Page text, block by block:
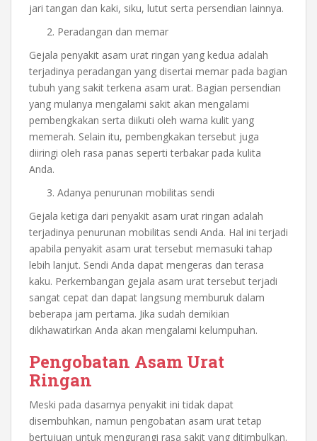
jari tangan dan kaki, siku, lutut serta persendian lainnya.
Peradangan dan memar
Gejala penyakit asam urat ringan yang kedua adalah
terjadinya peradangan yang disertai memar pada bagian
tubuh yang sakit terkena asam urat. Bagian persendian
yang mulanya mengalami sakit akan mengalami
pembengkakan serta diikuti oleh warna kulit yang
memerah. Selain itu, pembengkakan tersebut juga
diiringi oleh rasa panas seperti terbakar pada kulita
Anda.
Adanya penurunan mobilitas sendi
Gejala ketiga dari penyakit asam urat ringan adalah
terjadinya penurunan mobilitas sendi Anda. Hal ini terjadi
apabila penyakit asam urat tersebut memasuki tahap
lebih lanjut. Sendi Anda dapat mengeras dan terasa
kaku. Perkembangan gejala asam urat tersebut terjadi
sangat cepat dan dapat langsung memburuk dalam
beberapa jam pertama. Jika sudah demikian
dikhawatirkan Anda akan mengalami kelumpuhan.
Pengobatan Asam Urat
Ringan
Meski pada dasarnya penyakit ini tidak dapat
disembuhkan, namun pengobatan asam urat tetap
bertujuan untuk mengurangi rasa sakit yang ditimbulkan.